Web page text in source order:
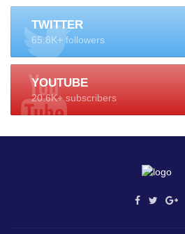
TWITTER
65.8K+ followers
YOUTUBE
20.6K+ subscribers